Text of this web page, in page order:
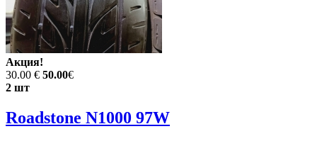
Акция!
30.00 € 50.00€
2 шт
Roadstone N1000 97W